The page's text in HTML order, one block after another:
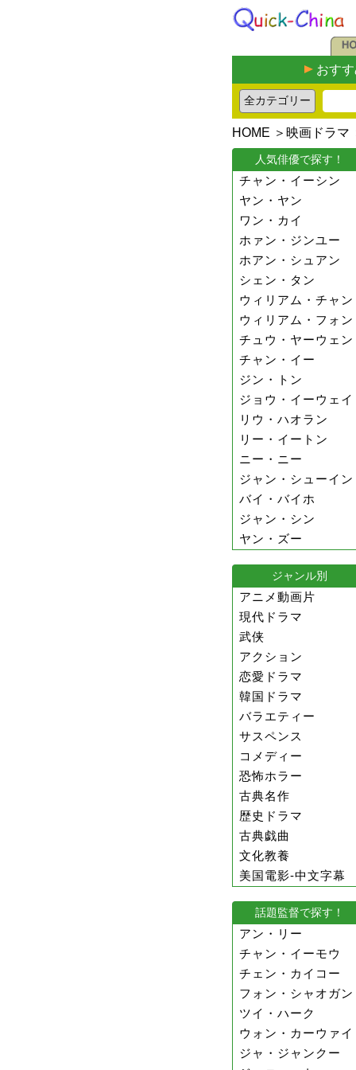
おす
HOME ＞ 映画ドラマ
人気俳優で探す！
チャン・イーシン
ヤン・ヤン
ワン・カイ
ホァン・ジンユー
ホアン・シュアン
シェン・タン
ウィリアム・チャン
ウィリアム・フォン
チュウ・ヤーウェン
チャン・イー
ジン・トン
ジョウ・イーウェイ
リウ・ハオラン
リー・イートン
ニー・ニー
ジャン・シューイン
バイ・バイホ
ジャン・シン
ヤン・ズー
ジャンル別
アニメ動画片
現代ドラマ
武侠
アクション
恋愛ドラマ
韓国ドラマ
バラエティー
サスペンス
コメディー
恐怖ホラー
古典名作
歴史ドラマ
古典戯曲
文化教養
美国電影-中文字幕
話題監督で探す！
アン・リー
チャン・イーモウ
チェン・カイコー
フォン・シャオガン
ツイ・ハーク
ウォン・カーウァイ
ジャ・ジャンクー